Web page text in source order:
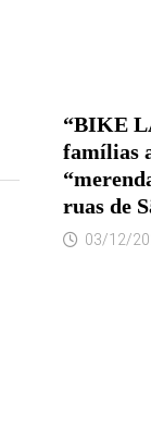
“BIKE
famílias
ruas de
03/12/